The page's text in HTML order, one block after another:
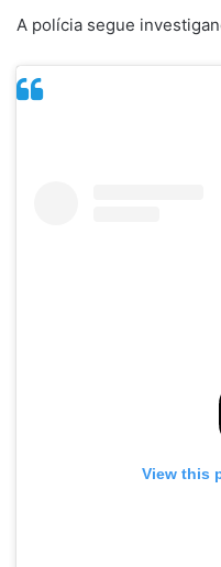
A polícia segue
View this